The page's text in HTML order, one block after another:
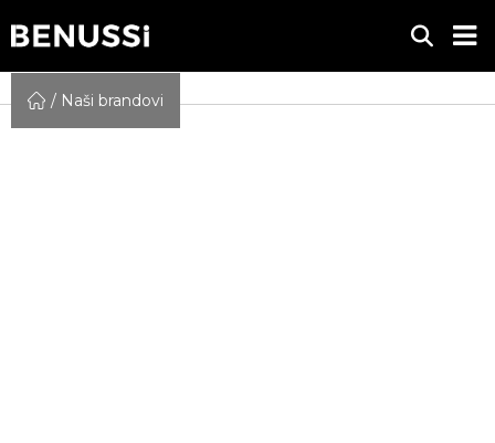
Naši brandovi